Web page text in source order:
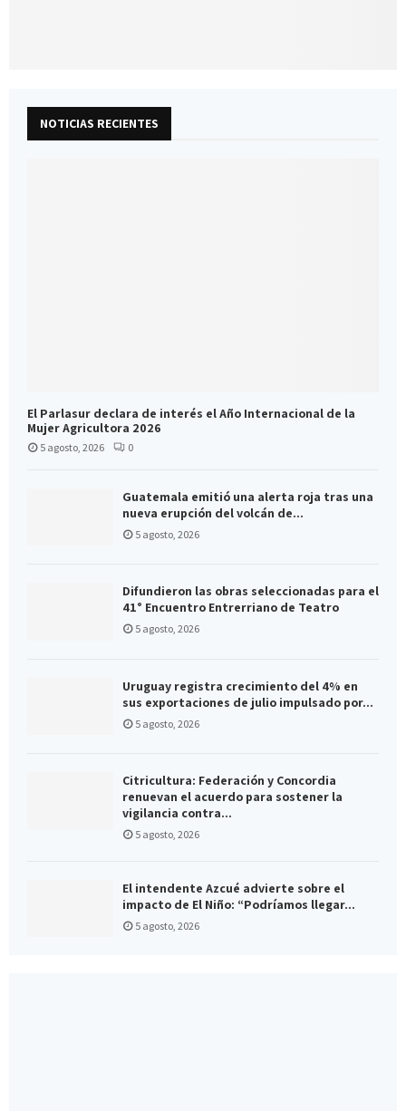
NOTICIAS RECIENTES
El Parlasur declara de interés el Año Internacional de la
Mujer Agricultora 2026
5 agosto, 2026 0
Guatemala emitió una alerta roja tras una
nueva erupción del volcán de...
5 agosto, 2026
Difundieron las obras seleccionadas para el
41° Encuentro Entrerriano de Teatro
5 agosto, 2026
Uruguay registra crecimiento del 4% en
sus exportaciones de julio impulsado por...
5 agosto, 2026
Citricultura: Federación y Concordia
renuevan el acuerdo para sostener la
vigilancia contra...
5 agosto, 2026
El intendente Azcué advierte sobre el
impacto de El Niño: “Podríamos llegar...
5 agosto, 2026